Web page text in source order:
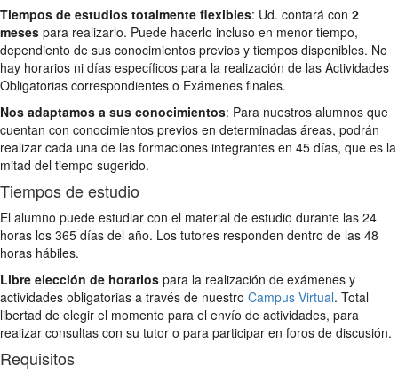
Tiempos de estudios totalmente flexibles: Ud. contará con 2
meses para realizarlo. Puede hacerlo incluso en menor tiempo,
dependiento de sus conocimientos previos y tiempos disponibles. No
hay horarios ni días específicos para la realización de las Actividades
Obligatorias correspondientes o Exámenes finales.
Nos adaptamos a sus conocimientos: Para nuestros alumnos que
cuentan con conocimientos previos en determinadas áreas, podrán
realizar cada una de las formaciones integrantes en 45 días, que es la
mitad del tiempo sugerido.
Tiempos de estudio
El alumno puede estudiar con el material de estudio durante las 24
horas los 365 días del año. Los tutores responden dentro de las 48
horas hábiles.
Libre elección de horarios para la realización de exámenes y
actividades obligatorias a través de nuestro Campus Virtual. Total
libertad de elegir el momento para el envío de actividades, para
realizar consultas con su tutor o para participar en foros de discusión.
Requisitos